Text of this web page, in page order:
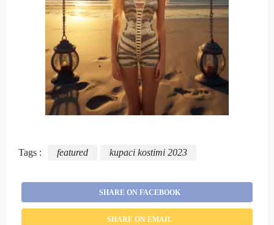
Tags : featured kupaci kostimi 2023
SHARE ON FACEBOOK
SHARE ON EMAIL